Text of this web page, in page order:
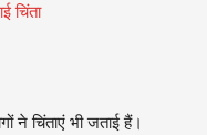
चिंता
चिंताएं भी जताई हैं।